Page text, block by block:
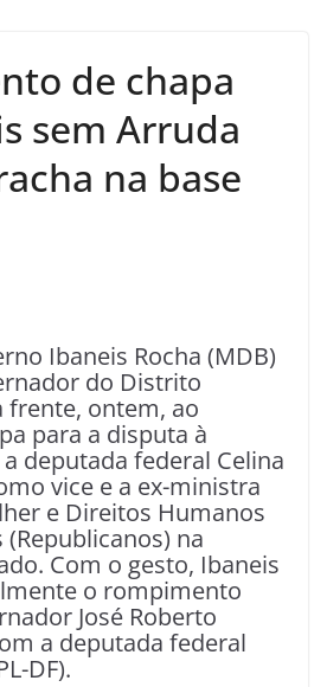
de chapa
sem Arruda
na base
Ibaneis Rocha (MDB)
do Distrito
frente, ontem, ao
para a disputa à
deputada federal Celina
vice e a ex-ministra
e Direitos Humanos
na
Com o gesto, Ibaneis
o rompimento
José Roberto
a deputada federal
DF).